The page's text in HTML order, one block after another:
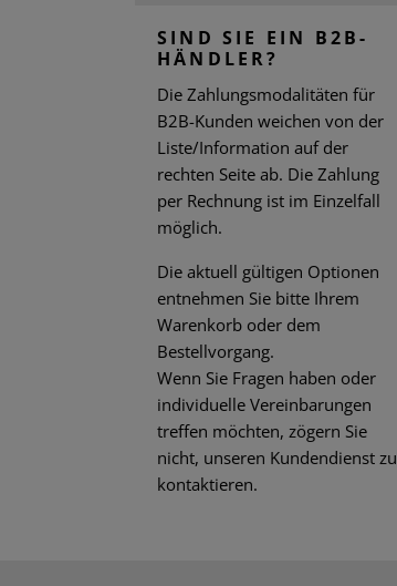
SIND SIE EIN B2B-
HÄNDLER?
Die Zahlungsmodalitäten für
B2B-Kunden weichen von der
Liste/Information auf der
rechten Seite ab. Die Zahlung
per Rechnung ist im Einzelfall
möglich.
Die aktuell gültigen Optionen
entnehmen Sie bitte Ihrem
Warenkorb oder dem
Bestellvorgang.
Wenn Sie Fragen haben oder
individuelle Vereinbarungen
treffen möchten, zögern Sie
nicht, unseren Kundendienst zu
kontaktieren.